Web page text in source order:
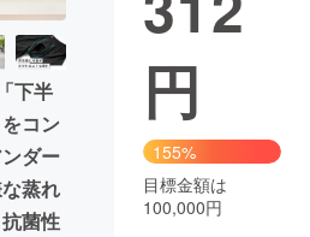
活性化
Good
CAMPFIRE Creation
納税machi-ya コミュニティ
下半
コン
ダー
蒸れ
菌性
円
155%
目標金額は
100,000円